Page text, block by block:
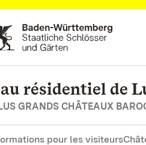
résidentiel de
GRANDS CHÂTEAUX
pour les visiteurs